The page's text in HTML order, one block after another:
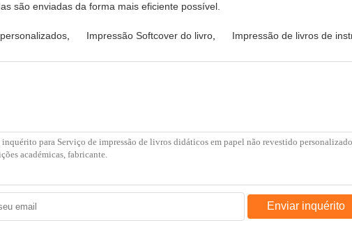
são enviadas da forma mais eficiente possível.
Impressão Softcover do livro Impressão de livros de
Enviar inquérito